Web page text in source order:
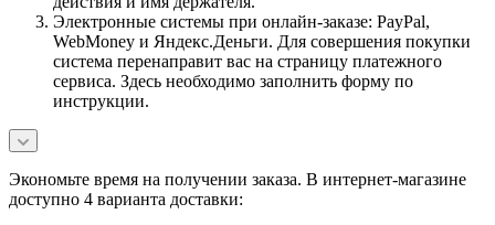
Электронные системы при онлайн-заказе: PayPal,
WebMoney и Яндекс.Деньги. Для совершения покупки
система перенаправит вас на страницу платежного
сервиса. Здесь необходимо заполнить форму по
инструкции.
Экономьте время на получении заказа. В интернет-магазине
доступно 4 варианта доставки: